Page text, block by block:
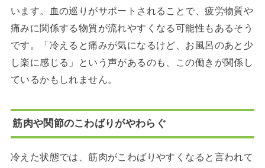
います。血の巡りがサポートされることで、疲労物質や
痛みに関係する物質が流れやすくなる可能性もあるそう
です。「冷えると痛みが気になるけど、お風呂のあと少
し楽に感じる」という声があるのも、この働きが関係し
ているかもしれません。
筋肉や関節のこわばりがやわらぐ
冷えた状態では、筋肉がこわばりやすくなると言われて